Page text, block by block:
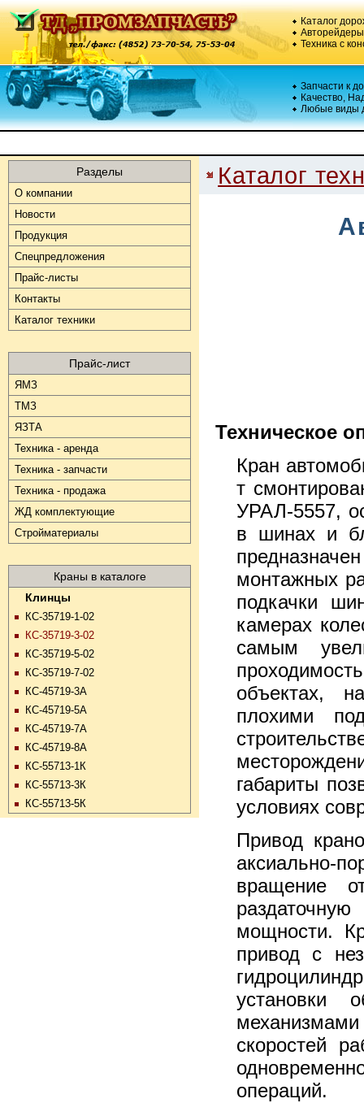
Каталог
Техника с
Запчасти к
Качество,
Любые виды
Каталог
Техническое
Кран
т
УРАЛ-5557,
в шинах и
монтажных
подкачки
камерах
самым
объектах,
плохими
габариты
условиях
Привод
аксиально-
вращение
мощности.
привод с
установки
скоростей
операций.
Разделы
О компании
Новости
Продукция
Спецпредложения
Прайс-листы
Контакты
Каталог техники
Прайс-лист
ЯМЗ
ТМЗ
ЯЗТА
Техника - аренда
Техника - запчасти
Техника - продажа
ЖД комплектующие
Стройматериалы
Краны в каталоге
Клинцы
КС-35719-1-02
КС-35719-3-02
КС-35719-5-02
КС-35719-7-02
КС-45719-3А
КС-45719-5А
КС-45719-7А
КС-45719-8А
КС-55713-1К
КС-55713-3К
КС-55713-5К